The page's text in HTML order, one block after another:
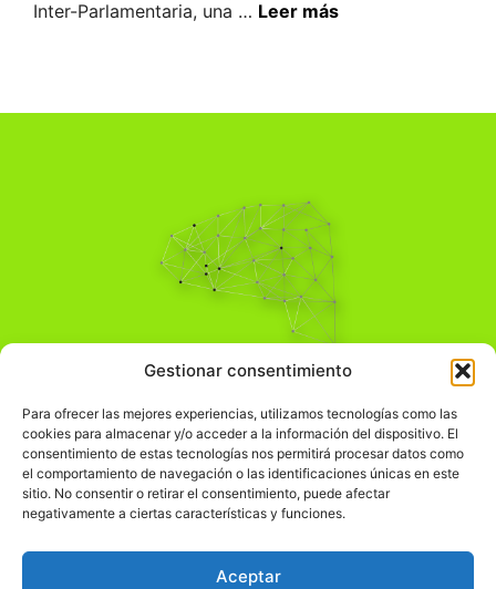
Gestionar consentimiento
Para ofrecer las mejores experiencias, utilizamos tecnologías como las
cookies para almacenar y/o acceder a la información del dispositivo. El
consentimiento de estas tecnologías nos permitirá procesar datos como
el comportamiento de navegación o las identificaciones únicas en este
sitio. No consentir o retirar el consentimiento, puede afectar
negativamente a ciertas características y funciones.
Aceptar
Inter-Parlamentaria, una … Leer más
Pensamiento Crítico
Comprender el mundo para transformarlo.
Información Legal
჻Política de privacidad
Política de cookies